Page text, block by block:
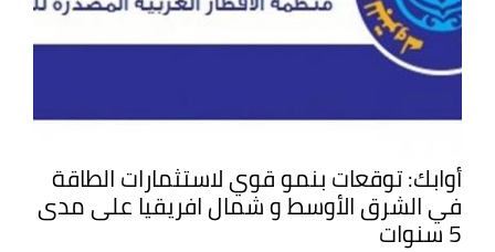
أوابك: توقعات بنمو قوي لاستثمارات الطاقة
في الشرق الأوسط و شمال افريقيا على مدى